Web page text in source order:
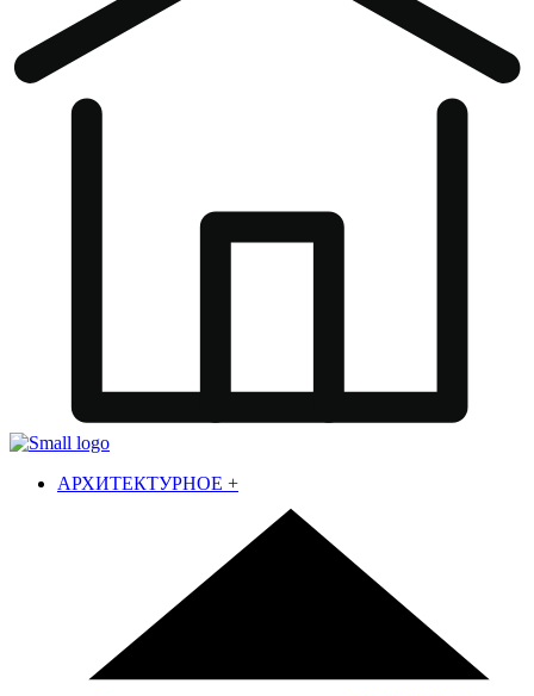
АРХИТЕКТУРНОЕ +